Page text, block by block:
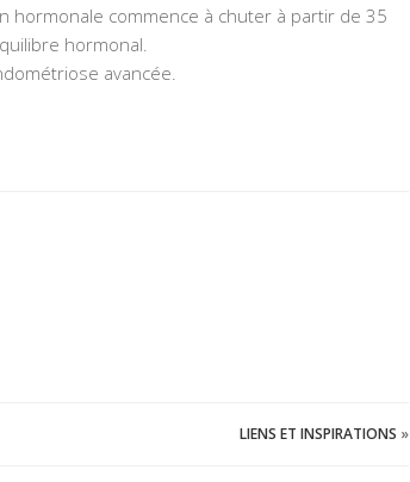
hormonale commence à chuter à partir de 35
hormonal.
avancée.
LIENS ET INSPIRATIONS »